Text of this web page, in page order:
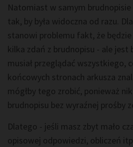
Natomiast w samym
tak, by była widoczna od razu.
stanowi problemu fakt, że będzie
kilka zdań z brudnopisu - ale jest
musiał przeglądać wszystkiego,
końcowych stronach arkusza
mógłby tego zrobić, ponieważ
brudnopisu bez wyraźnej prośby
Dlatego - jeśli masz zbyt mało
opisowej odpowiedzi, obliczeń